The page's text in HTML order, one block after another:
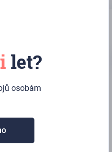
let?
osobám